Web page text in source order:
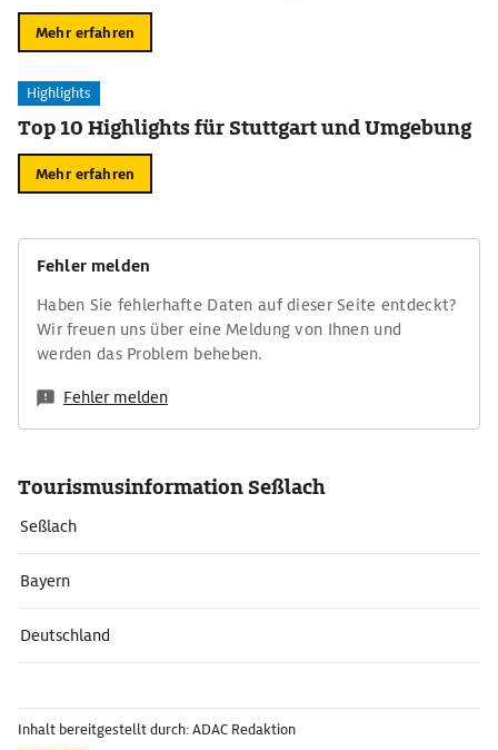
Mehr erfahren
Highlights
Top 10 Highlights für Stuttgart und Umgebung
Mehr erfahren
Fehler melden
Haben Sie fehlerhafte Daten auf dieser Seite entdeckt?
Wir freuen uns über eine Meldung von Ihnen und
werden das Problem beheben.
Fehler melden
Tourismusinformation Seßlach
Seßlach
Bayern
Deutschland
Inhalt bereitgestellt durch: ADAC Redaktion